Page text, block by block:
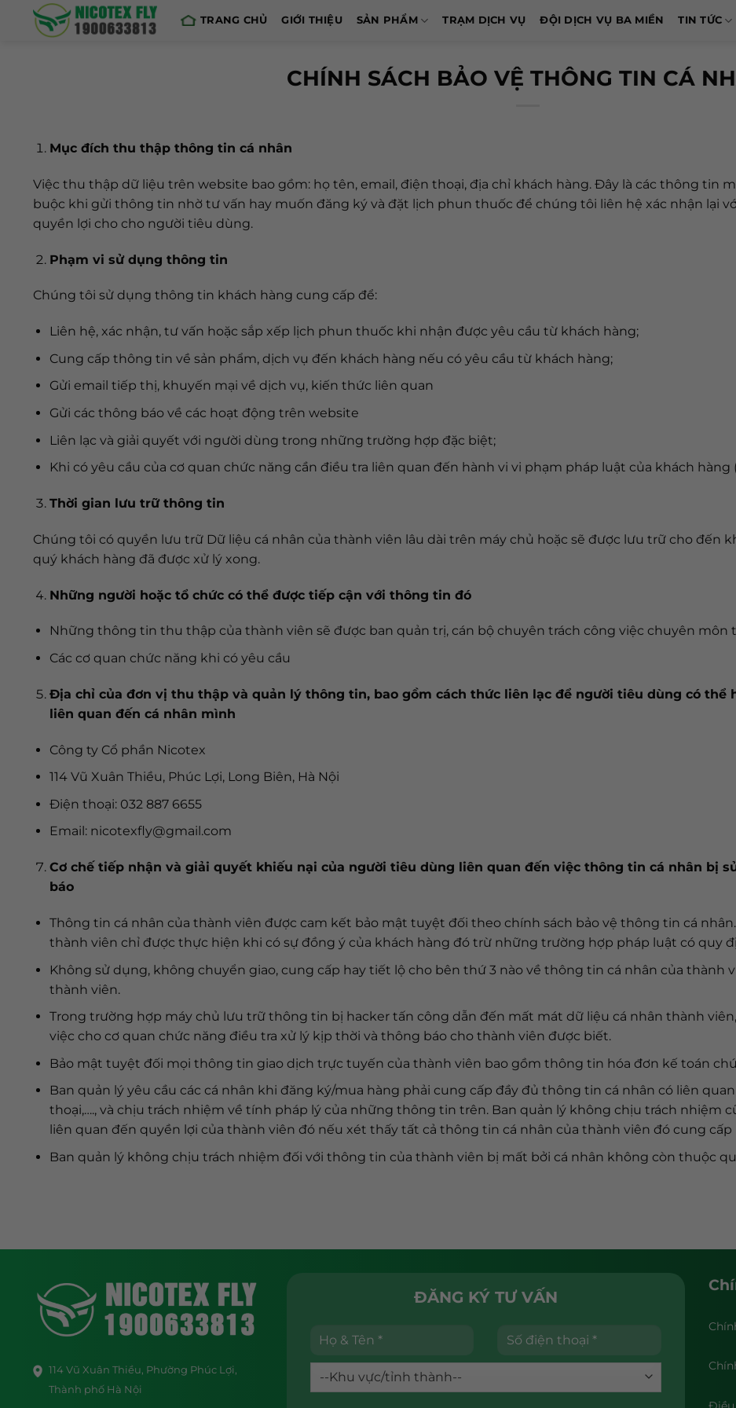
TRANG CHỦ GIỚI THIỆU SẢN PHẨM TRẠM DỊCH VỤ ĐỘI DỊCH VỤ BA MIỀN TIN TỨC
CHÍNH SÁCH BẢO VỆ THÔNG TIN CÁ
Mục đích thu thập thông tin cá nhân
Việc thu thập dữ liệu trên website bao gồm: họ tên, email, điện thoại, địa chỉ khách hàng. Đây là các thông tin
buộc khi gửi thông tin nhờ tư vấn hay muốn đăng ký và đặt lịch phun thuốc để chúng tôi liên hệ xác nhận lại
quyền lợi cho cho người tiêu dùng.
Phạm vi sử dụng thông tin
Chúng tôi sử dụng thông tin khách hàng cung cấp để:
Liên hệ, xác nhận, tư vấn hoặc sắp xếp lịch phun thuốc khi nhận được yêu cầu từ khách hàng;
Cung cấp thông tin về sản phẩm, dịch vụ đến khách hàng nếu có yêu cầu từ khách hàng;
Gửi email tiếp thị, khuyến mại về dịch vụ, kiến thức liên quan
Gửi các thông báo về các hoạt động trên website
Liên lạc và giải quyết với người dùng trong những trường hợp đặc biệt;
Khi có yêu cầu của cơ quan chức năng cần điều tra liên quan đến hành vi vi phạm pháp luật của khách hàng
Thời gian lưu trữ thông tin
Chúng tôi có quyền lưu trữ Dữ liệu cá nhân của thành viên lâu dài trên máy chủ hoặc sẽ được lưu trữ cho đến
quý khách hàng đã được xử lý xong.
Những người hoặc tổ chức có thể được tiếp cận với thông tin đó
Những thông tin thu thập của thành viên sẽ được ban quản trị, cán bộ chuyên trách công việc chuyên môn
Các cơ quan chức năng khi có yêu cầu
Địa chỉ của đơn vị thu thập và quản lý thông tin, bao gồm cách thức liên lạc để người tiêu dùng có
liên quan đến cá nhân mình
Công ty Cổ phần Nicotex
114 Vũ Xuân Thiều, Phúc Lợi, Long Biên, Hà Nội
Điện thoại: 032 887 6655
Email: nicotexfly@gmail.com
Cơ chế tiếp nhận và giải quyết khiếu nại của người tiêu dùng liên quan đến việc thông tin cá nhân bị
báo
Thông tin cá nhân của thành viên được cam kết bảo mật tuyệt đối theo chính sách bảo vệ thông tin cá
thành viên chỉ được thực hiện khi có sự đồng ý của khách hàng đó trừ những trường hợp pháp luật có quy
Không sử dụng, không chuyển giao, cung cấp hay tiết lộ cho bên thứ 3 nào về thông tin cá nhân của thành
thành viên.
Trong trường hợp máy chủ lưu trữ thông tin bị hacker tấn công dẫn đến mất mát dữ liệu cá nhân thành
việc cho cơ quan chức năng điều tra xử lý kịp thời và thông báo cho thành viên được biết.
Bảo mật tuyệt đối mọi thông tin giao dịch trực tuyến của thành viên bao gồm thông tin hóa đơn kế toán
Ban quản lý yêu cầu các cá nhân khi đăng ký/mua hàng phải cung cấp đầy đủ thông tin cá nhân có liên
thoại,…., và chịu trách nhiệm về tính pháp lý của những thông tin trên. Ban quản lý không chịu trách nhiệm
liên quan đến quyền lợi của thành viên đó nếu xét thấy tất cả thông tin cá nhân của thành viên đó cung
Ban quản lý không chịu trách nhiệm đối với thông tin của thành viên bị mất bởi cá nhân không còn thuộc
114 Vũ Xuân Thiều, Phường Phúc Lợi,
Thành phố Hà Nội
ĐĂNG KÝ TƯ VẤN